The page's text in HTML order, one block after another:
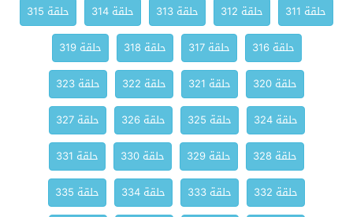
حلقة 311
حلقة 312 حلقة 313 حلقة 314
حلقة 315
حلقة 316
حلقة 317 حلقة 318
حلقة 319
حلقة 320
حلقة 321 حلقة 322
حلقة 323
حلقة 324
حلقة 325 حلقة 326
حلقة 327
حلقة 328
حلقة 329 حلقة 330
حلقة 331
حلقة 332
حلقة 333 حلقة 334
حلقة 335